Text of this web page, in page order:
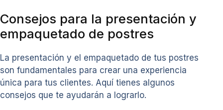
Consejos para la presentación y
empaquetado de postres
La presentación y el empaquetado de tus postres
son fundamentales para crear una experiencia
única para tus clientes. Aquí tienes algunos
consejos que te ayudarán a lograrlo.